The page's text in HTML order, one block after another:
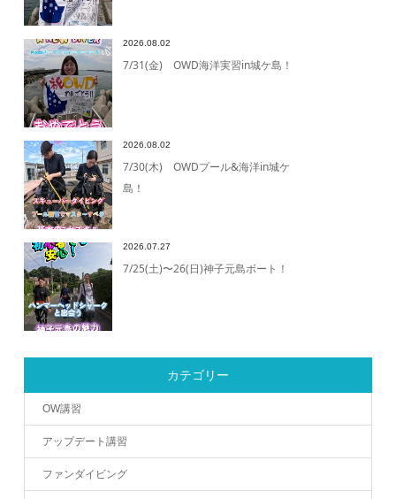
2026.08.02
7/31(金) OWD海洋実習in城ケ島！
2026.08.02
7/30(木) OWDプール&海洋in城ケ
島！
2026.07.27
7/25(土)〜26(日)神子元島ボート！
カテゴリー
OW講習
アップデート講習
ファンダイビング